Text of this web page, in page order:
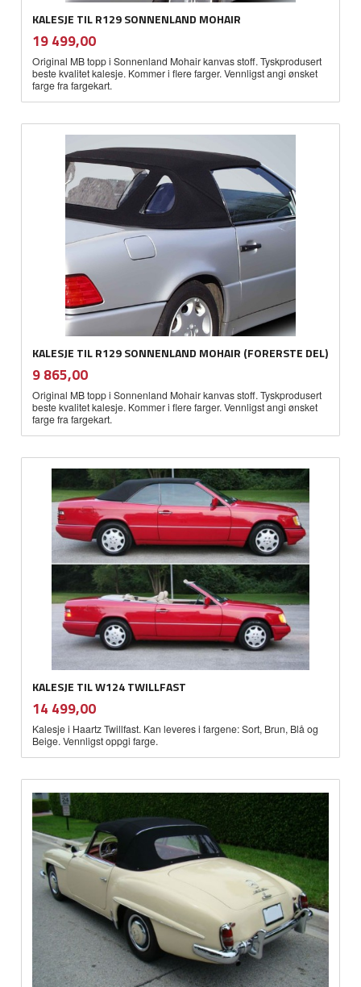
KALESJE TIL R129 SONNENLAND MOHAIR
Pris
19 499,00mva.
Original MB topp i Sonnenland Mohair kanvas stoff. Tyskprodusert
beste kvalitet kalesje. Kommer i flere farger. Vennligst angi ønsket
farge fra fargekart.
KALESJE TIL R129 SONNENLAND MOHAIR (FORERSTE DEL)
Pris
9 865,00mva.
Original MB topp i Sonnenland Mohair kanvas stoff. Tyskprodusert
beste kvalitet kalesje. Kommer i flere farger. Vennligst angi ønsket
farge fra fargekart.
KALESJE TIL W124 TWILLFAST
Pris
14 499,00mva.
Kalesje i Haartz Twillfast. Kan leveres i fargene: Sort, Brun, Blå og
Beige. Vennligst oppgi farge.